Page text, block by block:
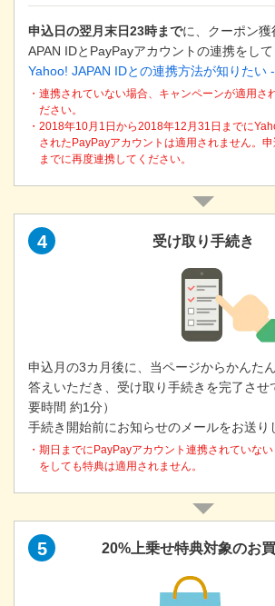
申込日の翌月末日23時までに、クーポン
APAN IDとPayPayアカウントの連携をして
Yahoo! JAPAN IDとの連携方法が知りたい
・連携されていない場合、キャンペーンが適用さ
ださい。
・2018年10月1日から2018年12月31日までに
されたPayPayアカウントは適用されません。
までに再度連携してください。
4 受け取り手続き
申込月の3カ月後に、当ページからかんた
答えいただき、受け取り手続きを完了させ
要時間 約1分）
手続き開始前にお知らせのメールをお送り
・期日までにPayPayアカウント連携されていな
をしても特典は適用されません。
5 20%上乗せ特典対象のお